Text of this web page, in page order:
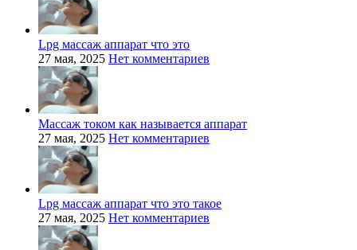
Lpg массаж аппарат что это
27 мая, 2025 Нет комментариев
Массаж током как называется аппарат
27 мая, 2025 Нет комментариев
Lpg массаж аппарат что это такое
27 мая, 2025 Нет комментариев